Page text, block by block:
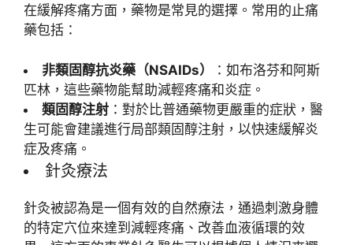
在緩解疼痛方面，藥物是常見的選擇。常用的止痛
藥包括：
非類固醇抗炎藥（NSAIDs）
：如布洛芬和阿斯
匹林，這些藥物能幫助減輕疼痛和炎症。
類固醇注射 ：對於比普通藥物更嚴重的症狀，醫
生可能會建議進行局部類固醇注射，以快速緩解炎
症及疼痛。
針灸療法
針灸被認為是一個有效的自然療法，通過刺激身體
的特定穴位來達到減輕疼痛、改善血液循環的效